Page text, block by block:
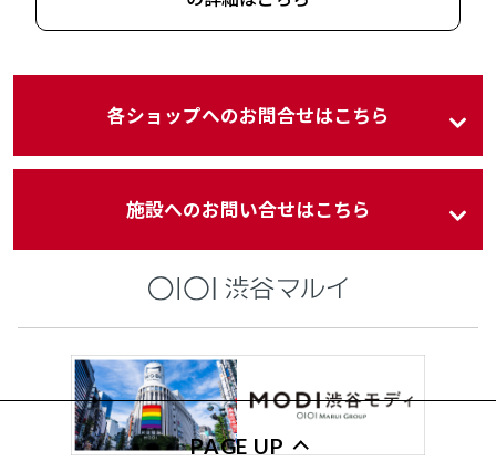
各ショップへのお問合せはこちら
施設へのお問い合せはこちら
PAGE UP